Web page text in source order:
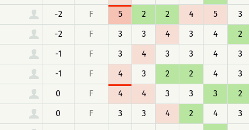
-2 F 5 2 2 4 5 3
-2 F 3 3 4 3 4 2
-1 F 3 4 3 3 4 3
-1 F 4 3 2 2 4 3
0 F 4 4 3 3 3 2
0 F 3 3 4 2 4 3